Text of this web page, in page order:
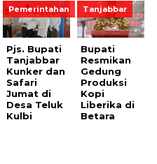
Pemerintahan
Pjs. Bupati
Tanjabbar
Kunker dan
Safari
Jumat di
Desa Teluk
Kulbi
Tanjabbar
Bupati
Resmikan
Gedung
Produksi
Kopi
Liberika di
Betara